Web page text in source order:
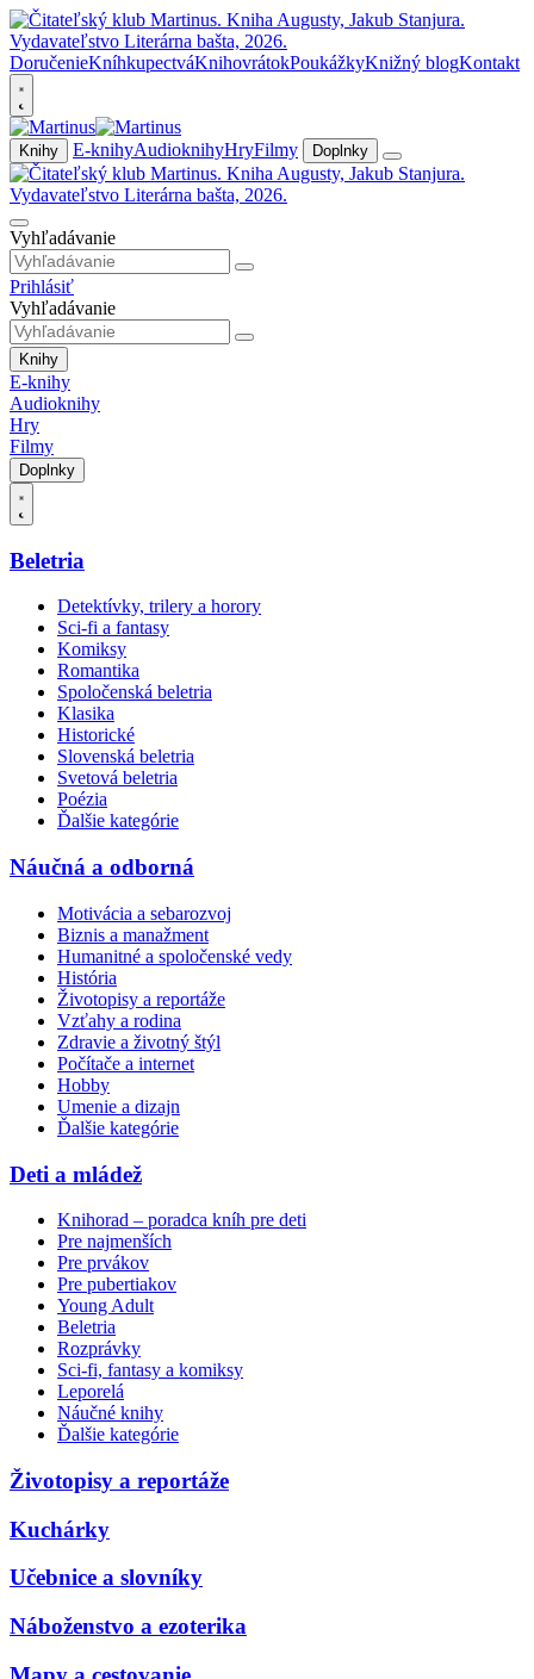
DoručenieKníhkupectváKnihovrátokPoukážkyKnižný blogKontakt
Knihy E-knihyAudioknihyHryFilmy Doplnky
Vyhľadávanie
Prihlásiť
Vyhľadávanie
Knihy
E-knihy
Audioknihy
Hry
Filmy
Doplnky
Beletria
Detektívky, trilery a horory
Sci-fi a fantasy
Komiksy
Romantika
Spoločenská beletria
Klasika
Historické
Slovenská beletria
Svetová beletria
Poézia
Ďalšie kategórie
Náučná a odborná
Motivácia a sebarozvoj
Biznis a manažment
Humanitné a spoločenské vedy
História
Životopisy a reportáže
Vzťahy a rodina
Zdravie a životný štýl
Počítače a internet
Hobby
Umenie a dizajn
Ďalšie kategórie
Deti a mládež
Knihorad – poradca kníh pre deti
Pre najmenších
Pre prvákov
Pre pubertiakov
Young Adult
Beletria
Rozprávky
Sci-fi, fantasy a komiksy
Leporelá
Náučné knihy
Ďalšie kategórie
Životopisy a reportáže
Kuchárky
Učebnice a slovníky
Náboženstvo a ezoterika